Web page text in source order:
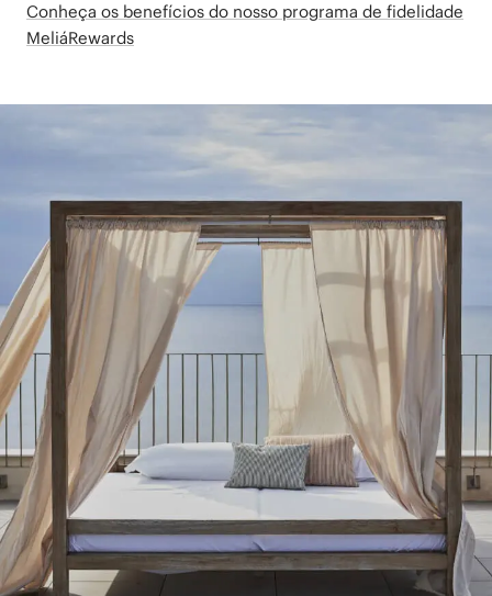
Conheça os benefícios do nosso programa de fidelidade
MeliáRewards